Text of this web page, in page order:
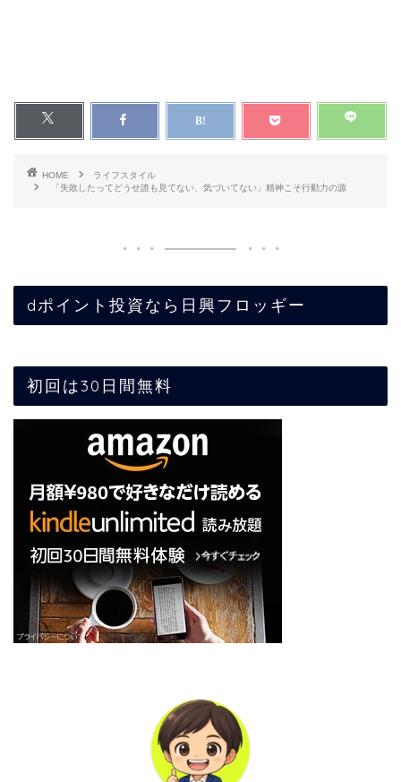
HOME
ライフスタイル
「失敗したってどうせ誰も見てない、気づいてない」精神こそ行動力の源
dポイント投資なら日興フロッギー
初回は30日間無料